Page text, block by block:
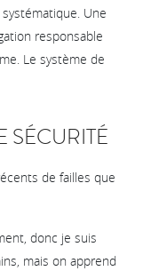
Une
responsable
Le système de
SÉCURITÉ
de failles que
donc je suis
mais on apprend